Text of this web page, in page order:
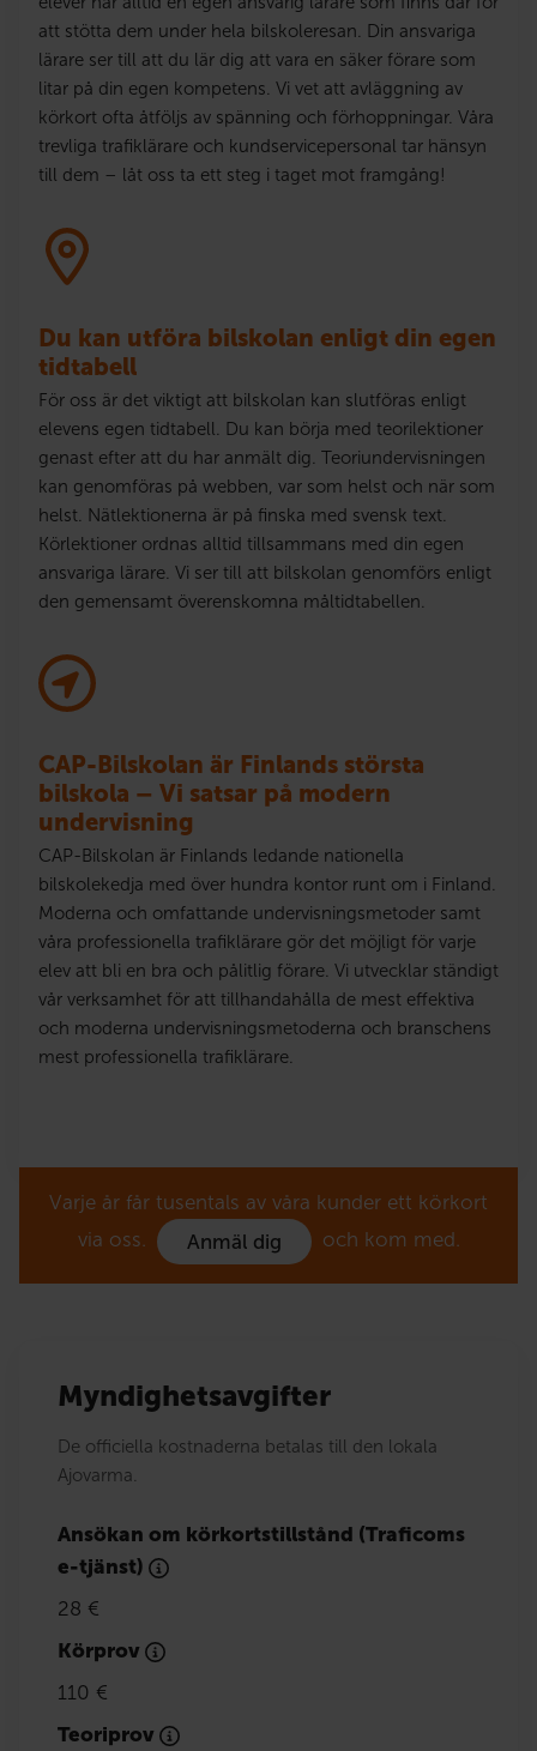
att stötta dem under hela bilskoleresan. Din ansvariga
lärare ser till att du lär dig att vara en säker förare som
litar på din egen kompetens. Vi vet att avläggning av
körkort ofta åtföljs av spänning och förhoppningar. Våra
trevliga trafiklärare och kundservicepersonal tar hänsyn
till dem – låt oss ta ett steg i taget mot framgång!
Du kan utföra bilskolan enligt din egen
tidtabell
För oss är det viktigt att bilskolan kan slutföras enligt
elevens egen tidtabell. Du kan börja med teorilektioner
genast efter att du har anmält dig. Teoriundervisningen
kan genomföras på webben, var som helst och när som
helst. Nätlektionerna är på finska med svensk text.
Körlektioner ordnas alltid tillsammans med din egen
ansvariga lärare. Vi ser till att bilskolan genomförs enligt
den gemensamt överenskomna måltidtabellen.
CAP-Bilskolan är Finlands största
bilskola – Vi satsar på modern
undervisning
CAP-Bilskolan är Finlands ledande nationella
bilskolekedja med över hundra kontor runt om i Finland.
Moderna och omfattande undervisningsmetoder samt
våra professionella trafiklärare gör det möjligt för varje
elev att bli en bra och pålitlig förare. Vi utvecklar ständigt
vår verksamhet för att tillhandahålla de mest effektiva
och moderna undervisningsmetoderna och branschens
mest professionella trafiklärare.
Varje år får tusentals av våra kunder ett körkort
via oss.
Anmäl dig och kom med.
Myndighetsavgifter
De officiella kostnaderna betalas till den lokala
Ajovarma.
Ansökan om körkortstillstånd (Traficoms
e-tjänst)
28 €
Körprov
110 €
Teoriprov